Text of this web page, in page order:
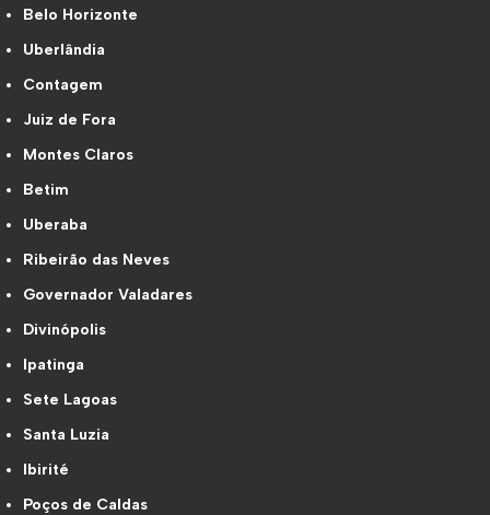
Belo Horizonte
Uberlândia
Contagem
Juiz de Fora
Montes Claros
Betim
Uberaba
Ribeirão das Neves
Governador Valadares
Divinópolis
Ipatinga
Sete Lagoas
Santa Luzia
Ibirité
Poços de Caldas